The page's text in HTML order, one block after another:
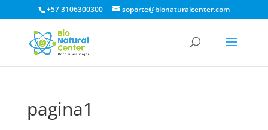
+57 3106300300 soporte@bionaturalcenter.com
pagina1